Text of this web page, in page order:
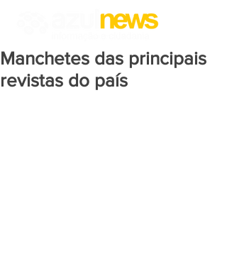
Manchetes das principais
revistas do país